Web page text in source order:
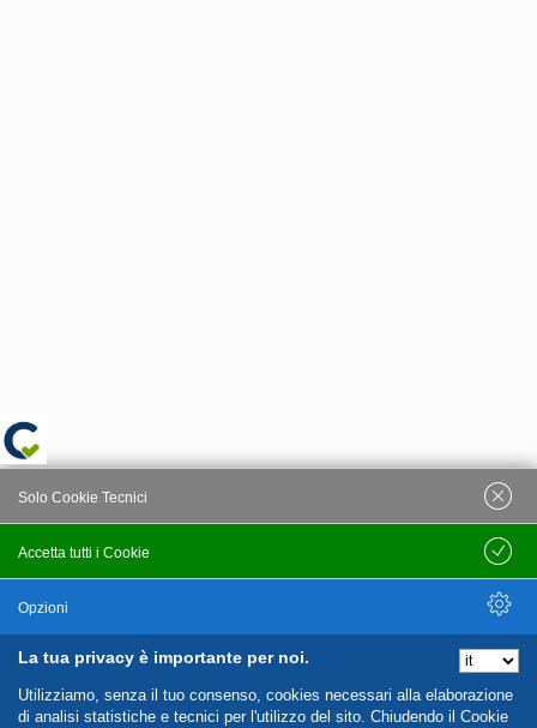
La tua privacy è importante per noi.
Utilizziamo, senza il tuo consenso, cookies necessari alla elaborazione
di analisi statistiche e tecnici per l'utilizzo del sito. Chiudendo il Cookie
Accetta tutti i Cookie
Solo Cookie Tecnici
Salva
Opzioni
Nascondi Opzioni